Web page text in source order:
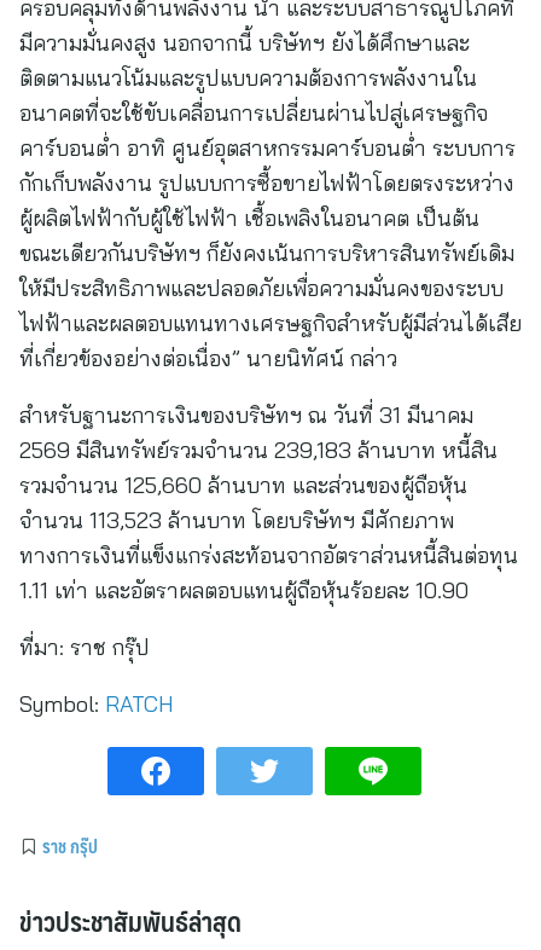
ครอบคลุมทั้งด้านพลังงาน น้ำ และระบบสาธารณูปโภคที่
มีความมั่นคงสูง นอกจากนี้ บริษัทฯ ยังได้ศึกษาและ
ติดตามแนวโน้มและรูปแบบความต้องการพลังงานใน
อนาคตที่จะใช้ขับเคลื่อนการเปลี่ยนผ่านไปสู่เศรษฐกิจ
คาร์บอนต่ำ อาทิ ศูนย์อุตสาหกรรมคาร์บอนต่ำ ระบบการ
กักเก็บพลังงาน รูปแบบการซื้อขายไฟฟ้าโดยตรงระหว่าง
ผู้ผลิตไฟฟ้ากับผู้ใช้ไฟฟ้า เชื้อเพลิงในอนาคต เป็นต้น
ขณะเดียวกันบริษัทฯ ก็ยังคงเน้นการบริหารสินทรัพย์เดิม
ให้มีประสิทธิภาพและปลอดภัยเพื่อความมั่นคงของระบบ
ไฟฟ้าและผลตอบแทนทางเศรษฐกิจสำหรับผู้มีส่วนได้เสีย
ที่เกี่ยวข้องอย่างต่อเนื่อง” นายนิทัศน์ กล่าว
สำหรับฐานะการเงินของบริษัทฯ ณ วันที่ 31 มีนาคม
2569 มีสินทรัพย์รวมจำนวน 239,183 ล้านบาท หนี้สิน
รวมจำนวน 125,660 ล้านบาท และส่วนของผู้ถือหุ้น
จำนวน 113,523 ล้านบาท โดยบริษัทฯ มีศักยภาพ
ทางการเงินที่แข็งแกร่งสะท้อนจากอัตราส่วนหนี้สินต่อทุน
1.11 เท่า และอัตราผลตอบแทนผู้ถือหุ้นร้อยละ 10.90
ที่มา: ราช กรุ๊ป
Symbol: RATCH
ราช กรุ๊ป
ข่าวประชาสัมพันธ์ล่าสุด